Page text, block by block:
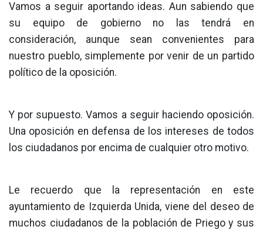
Vamos a seguir aportando ideas. Aun sabiendo que
su equipo de gobierno no las tendrá en
consideración, aunque sean convenientes para
nuestro pueblo, simplemente por venir de un partido
político de la oposición.
Y por supuesto. Vamos a seguir haciendo oposición.
Una oposición en defensa de los intereses de todos
los ciudadanos por encima de cualquier otro motivo.
Le recuerdo que la representación en este
ayuntamiento de Izquierda Unida, viene del deseo de
muchos ciudadanos de la población de Priego y sus